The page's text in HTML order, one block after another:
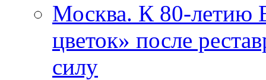
Москва. К 80-
цветок» после
силу